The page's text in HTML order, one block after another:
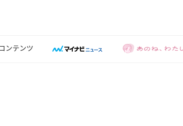
ンテンツ